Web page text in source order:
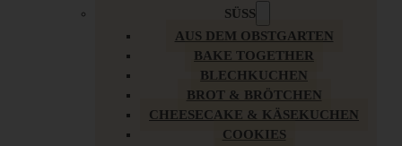
SÜSS
AUS DEM OBSTGARTEN
BAKE TOGETHER
BLECHKUCHEN
BROT & BRÖTCHEN
CHEESECAKE & KÄSEKUCHEN
COOKIES